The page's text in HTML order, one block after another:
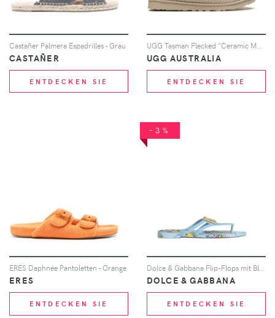
Castañer Palmera Espadrilles - Grau
CASTAÑER
ENTDECKEN SIE
UGG AUSTRALIA
ENTDECKEN SIE
ERES Daphnée Pantoletten - Orange
ERES
ENTDECKEN SIE
-3%
Dolce & Gabbana Flip-Flops mit Blumen-Print - Blau
DOLCE & GABBANA
ENTDECKEN SIE